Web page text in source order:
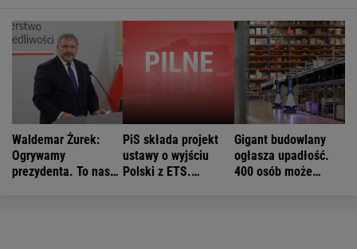
Waldemar Żurek:
Ogrywamy
prezydenta. To nasz
PiS składa projekt
ustawy o wyjściu
Polski z ETS.
Gigant budowlany
ogłasza upadłość.
400 osób może